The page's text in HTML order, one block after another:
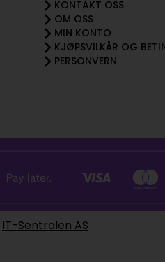
KONTAKT OSS
OM OSS
MIN KONTO
KJØPSVILKÅR OG
PERSONVERN
IT-Sentralen AS